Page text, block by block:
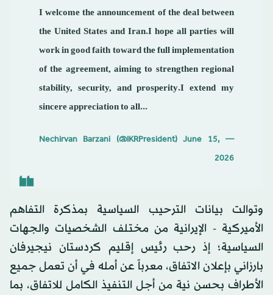
I welcome the announcement of the deal between
the United States and Iran.I hope all parties will
work in good faith toward the full implementation
of the agreement, aiming to strengthen regional
stability, security, and prosperity.I extend my
sincere appreciation to all...
— Nechirvan Barzani (@IKRPresident)
June 15,
2026
وتوالت بيانات الترحيب السياسية بمذكرة التفاهم
الأميركية - الإيرانية من مختلف الشخصيات والجهات
السياسية؛ إذ رحب رئيس إقليم كردستان نيجيرفان
بارزاني بإعلان الاتفاق، معرباً عن أمله في أن تعمل جميع
الأطراف بحسن نية من أجل التنفيذ الكامل للاتفاق، بما